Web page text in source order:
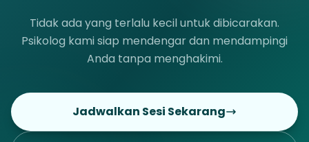
Tidak ada yang terlalu kecil untuk dibicarakan.
Psikolog kami siap mendengar dan mendampingi
Anda tanpa menghakimi.
Jadwalkan Sesi Sekarang